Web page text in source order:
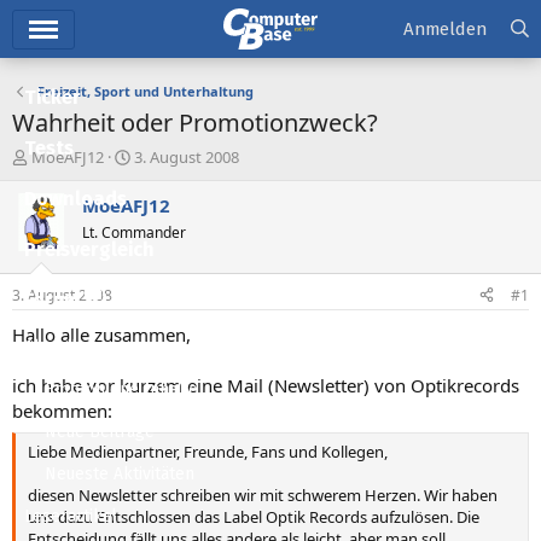
Ticker
Tests
Downloads
Preisvergleich
Forum
Aktuelles
Empfohlene Inhalte
Neue Beiträge
Leserartikel
Anmelden
Freizeit, Sport und Unterhaltung
Wahrheit oder Promotionzweck?
E
s
t
e
l
e
r
MoeAFJ12
E
s
e
t
a
3. August 2008
MoeAFJ12
Lt. Commander
3. August 2008 #1
Hallo alle zusammen,
ich habe vor kurzem eine Mail (Newsletter) von Optikrecords
bekommen:
Liebe Medienpartner, Freunde, Fans und Kollegen,
diesen Newsletter schreiben wir mit schwerem Herzen. Wir haben
uns dazu Entschlossen das Label Optik Records aufzulösen. Die